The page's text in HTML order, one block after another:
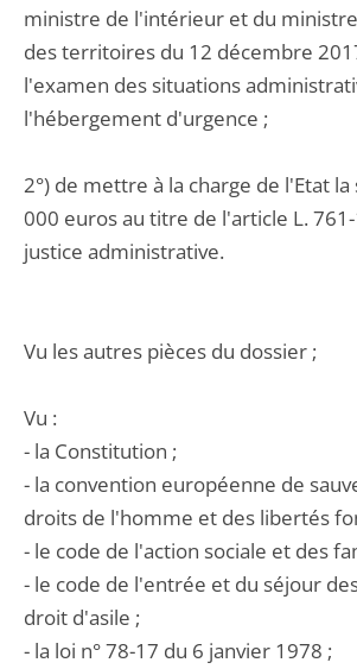
ministre de l'intérieur et du
des territoires du 12 décembre
l'examen des situations
l'hébergement d'urgence ;
2°) de mettre à la charge de l'Etat
000 euros au titre de l'article L.
justice administrative.
Vu les autres pièces du dossier ;
Vu :
- la Constitution ;
- la convention européenne de
droits de l'homme et des libertés
- le code de l'action sociale et des
- le code de l'entrée et du séjour
droit d'asile ;
- la loi n° 78-17 du 6 janvier 1978 ;